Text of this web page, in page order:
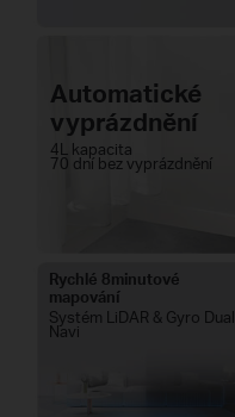
Rychlé 8minutové
mapování
Systém LiDAR & Gyro Dual
Navi
Automatické
vyprázdnění
4L kapacita
70 dní bez vyprázdnění